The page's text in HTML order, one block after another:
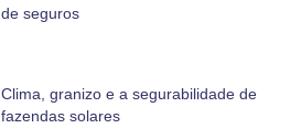
de seguros
Clima, granizo e a segurabilidade de
fazendas solares